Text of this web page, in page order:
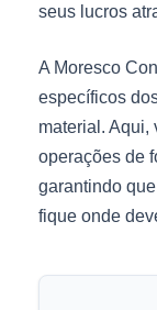
seus lucros
A Moresco
específicos
material. Aqui,
operações de
garantindo
fique onde